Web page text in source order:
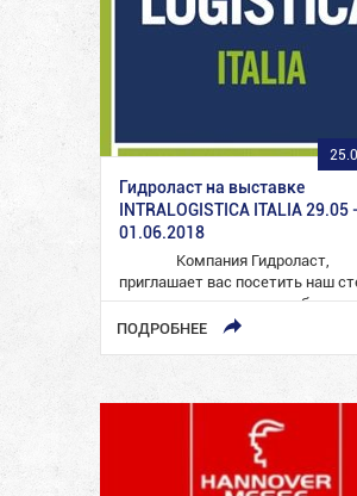
Гидроласт на выставке
INTRALOGISTICA ITALIA 29.05
01.06.2018
Компания Гидроласт,
приглашает вас посетить наш
время самого важного события…
ПОДРОБНЕЕ